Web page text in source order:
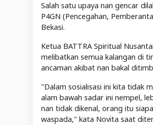
Salah satu upaya nan gencar
P4GN (Pencegahan,
Bekasi.
Ketua BATTRA Spiritual
melibatkan semua kalangan di
ancaman akibat nan bakal
"Dalam sosialisasi ini kita tidak
alam bawah sadar ini nempel,
nan tidak dikenal, orang itu
waspada," kata Novita saat